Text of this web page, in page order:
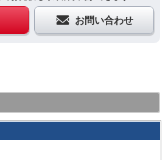
お問い合わせ